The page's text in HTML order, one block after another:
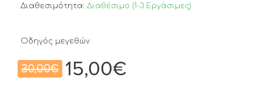
Διαθεσιμότητα: Διαθέσιμο (1-3 Εργάσιμες)
Οδηγός μεγεθών
30,00€ 15,00€